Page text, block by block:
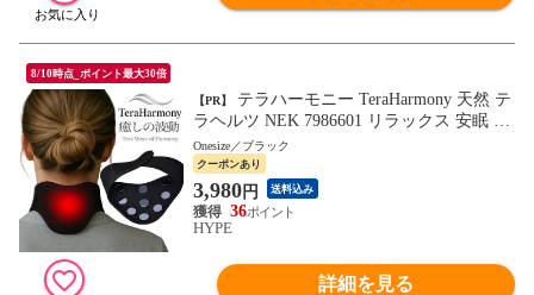
8/10時点_ポイント最大30倍
【PR】
ラヘルツ NEK 7986601 リラックス 安眠 天
然石 お風呂 テラヘルツ鉱石 健康グッズ マ
ッサージ 肩こり 腰痛(ONESIZE,ブラック)
Onesize／ブラック
クーポンあり
3,980円 送料込み
36
HYPE
詳細を見る